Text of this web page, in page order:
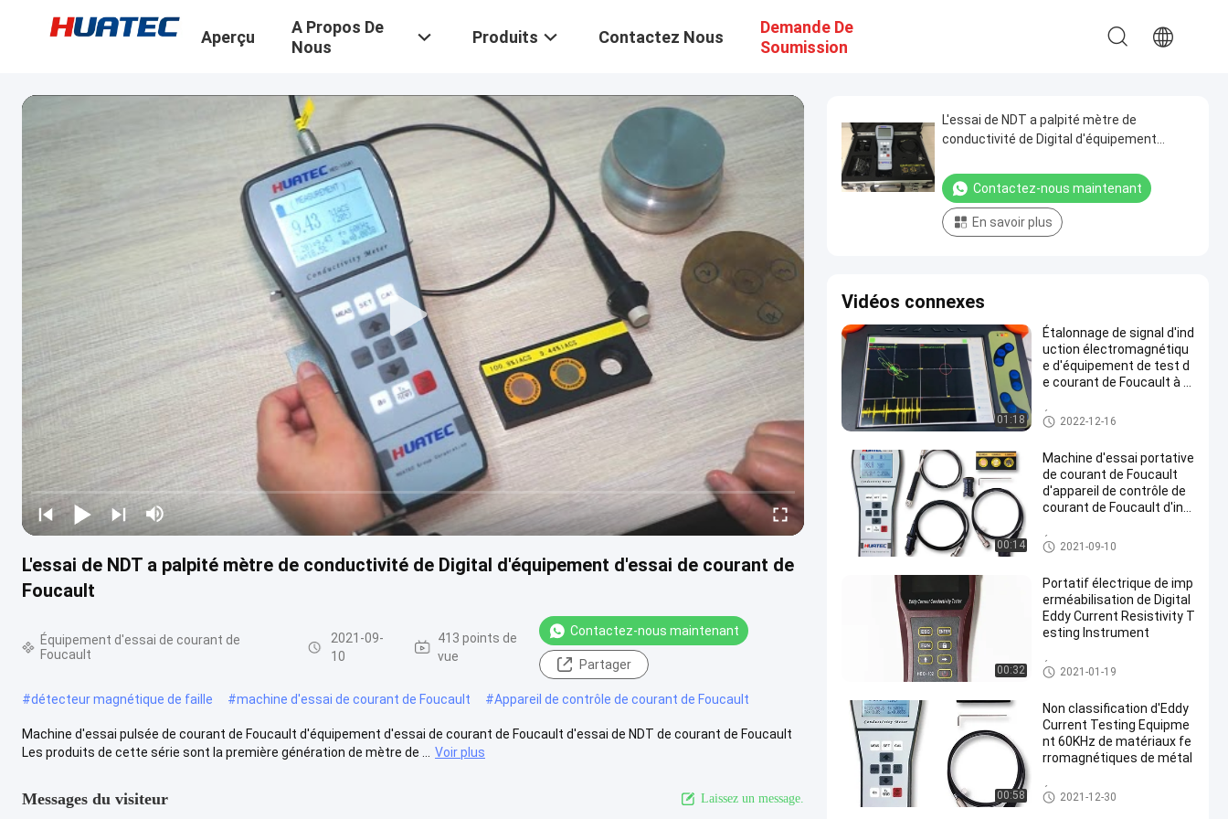
Aperçu
A Propos De
Nous
Produits Contactez Nous
Demande De
Soumission
L'essai de NDT a palpité mètre de conductivité de Digital d'équipement d'essai de courant de
Foucault
Équipement d'essai de courant de
Foucault
2021-09-
10
413 points de
vue
Contactez-nous maintenant
Partager
#détecteur magnétique de faille #machine d'essai de courant de Foucault #Appareil de contrôle de courant de Foucault
Machine d'essai pulsée de courant de Foucault d'équipement d'essai de courant de Foucault d'essai de NDT de courant de Foucault
Les produits de cette série sont la première génération de mètre de ...
Voir plus
Messages du visiteur Laissez un message.
L'essai de NDT a palpité mètre de
conductivité de Digital d'équipement
Contactez-nous maintenant
En savoir plus
Vidéos connexes
01:18
Étalonnage de signal d'ind
uction électromagnétiqu
e d'équipement de test d
e courant de Foucault à d
Équipement d'essai de couran
t de Foucault
2022-12-16
00:14
Machine d'essai portative
de courant de Foucault
d'appareil de contrôle de
courant de Foucault d'int
Équipement d'essai de couran
t de Foucault
2021-09-10
00:32
Portatif électrique de imp
erméabilisation de Digital
Eddy Current Resistivity T
esting Instrument
Équipement d'essai de couran
t de Foucault
2021-01-19
00:58
Non classification d'Eddy
Current Testing Equipme
nt 60KHz de matériaux fe
rromagnétiques de métal
Équipement d'essai de couran
t de Foucault
2021-12-30